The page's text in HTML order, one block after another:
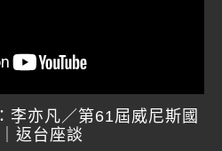
李亦凡／第61屆威尼斯國
返台座談